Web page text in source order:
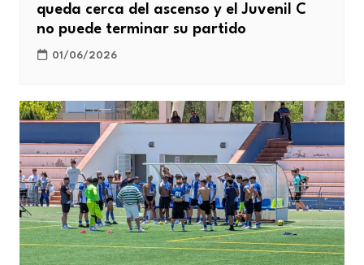
queda cerca del ascenso y el Juvenil C
no puede terminar su partido
01/06/2026